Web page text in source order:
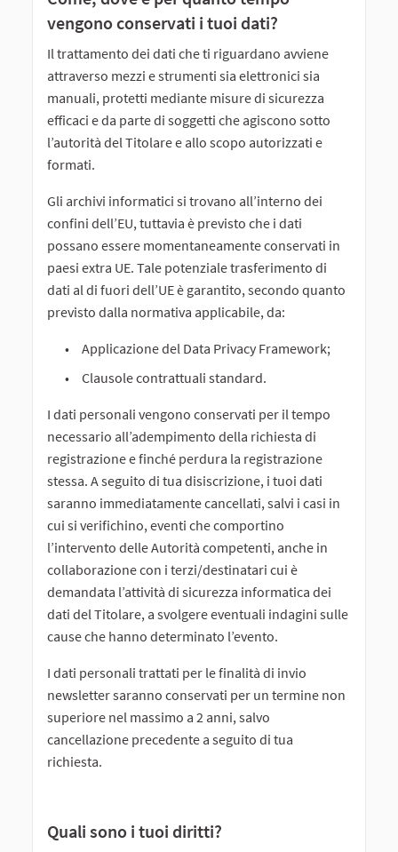
vengono conservati i tuoi dati?
Il trattamento dei dati che ti riguardano avviene
attraverso mezzi e strumenti sia elettronici sia
manuali, protetti mediante misure di sicurezza
efficaci e da parte di soggetti che agiscono sotto
l’autorità del Titolare e allo scopo autorizzati e
formati.
Gli archivi informatici si trovano all’interno dei
confini dell’EU, tuttavia è previsto che i dati
possano essere momentaneamente conservati in
paesi extra UE. Tale potenziale trasferimento di
dati al di fuori dell’UE è garantito, secondo quanto
previsto dalla normativa applicabile, da:
Applicazione del Data Privacy Framework;
Clausole contrattuali standard.
I dati personali vengono conservati per il tempo
necessario all’adempimento della richiesta di
registrazione e finché perdura la registrazione
stessa. A seguito di tua disiscrizione, i tuoi dati
saranno immediatamente cancellati, salvi i casi in
cui si verifichino, eventi che comportino
l’intervento delle Autorità competenti, anche in
collaborazione con i terzi/destinatari cui è
demandata l’attività di sicurezza informatica dei
dati del Titolare, a svolgere eventuali indagini sulle
cause che hanno determinato l’evento.
I dati personali trattati per le finalità di invio
newsletter saranno conservati per un termine non
superiore nel massimo a 2 anni, salvo
cancellazione precedente a seguito di tua
richiesta.
Quali sono i tuoi diritti?